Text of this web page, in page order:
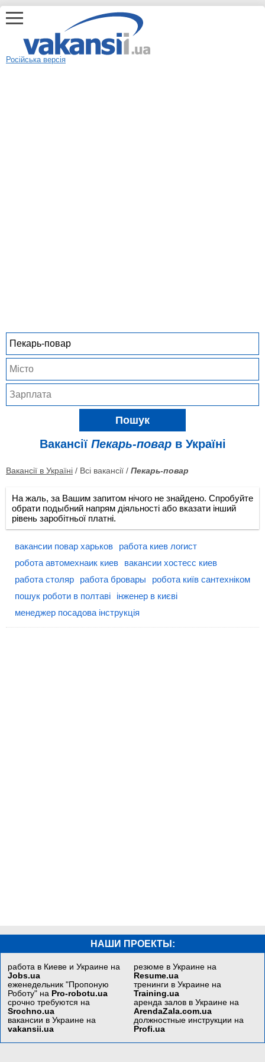
Російська версія
Пошук
Вакансії Пекарь-поварв Україні
Вакансії в Україні / Всі вакансії / Пекарь-повар
На жаль, за Вашим запитом нічого не знайдено. Спробуйте
обрати подыбний напрям діяльності або вказати інший
рівень заробітньої платні.
вакансии повар харьков
работа киев логист
робота автомехнаик киев
вакансии хостесс киев
работа столяр
работа бровары
робота київ сантехніком
пошук роботи в полтаві
інженер в києві
менеджер посадова інструкція
НАШИ ПРОЕКТЫ:
работа в Киеве и Украине на
Jobs.ua
еженедельник "Пропоную
Роботу" на Pro-robotu.ua
срочно требуются на
Srochno.ua
вакансии в Украине на
vakansii.ua
резюме в Украине на
Resume.ua
тренинги в Украине на
Training.ua
аренда залов в Украине на
ArendaZala.com.ua
должностные инструкции на
Profi.ua